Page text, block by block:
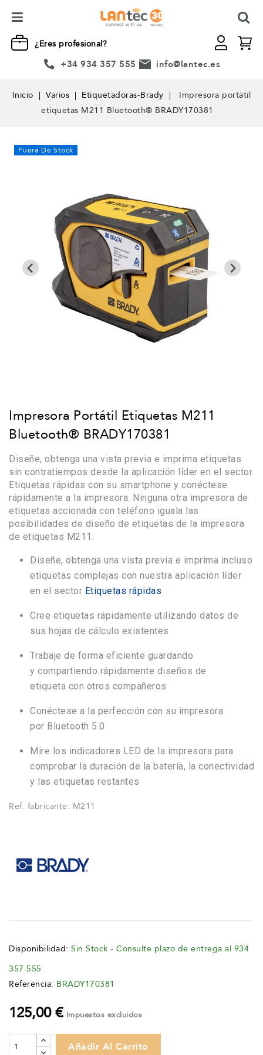
¿Eres profesional?
+34 934 357 555 info@lantec.es
Inicio Varios Etiquetadoras-Brady
Impresora portátil
etiquetas M211 Bluetooth® BRADY170381
Fuera De Stock
Impresora Portátil Etiquetas M211
Bluetooth® BRADY170381
Diseñe, obtenga una vista previa e imprima etiquetas
sin contratiempos desde la aplicación líder en el sector
Etiquetas rápidas con su smartphone y conéctese
rápidamente a la impresora. Ninguna otra impresora de
etiquetas accionada con teléfono iguala las
posibilidades de diseño de etiquetas de la impresora
de etiquetas M211
Diseñe, obtenga una vista previa e imprima incluso
etiquetas complejas con nuestra aplicación líder
en el sector Etiquetas rápidas
Cree etiquetas rápidamente utilizando datos de
sus hojas de cálculo existentes
Trabaje de forma eficiente guardando
y compartiendo rápidamente diseños de
etiqueta con otros compañeros
Conéctese a la perfección con su impresora
por Bluetooth 5.0
Mire los indicadores LED de la impresora para
comprobar la duración de la batería, la conectividad
y las etiquetas restantes
Ref. fabricante: M211
Disponibilidad: Sin Stock - Consulte plazo de entrega al 934
357 555
Referencia: BRADY170381
125,00 € Impuestos excluidos
Añadir Al Carrito